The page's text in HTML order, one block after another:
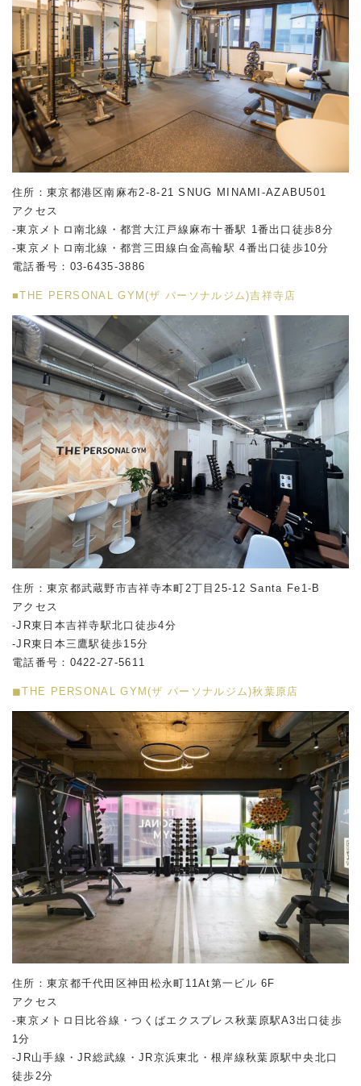
住所：東京都港区南麻布2-8-21 SNUG MINAMI-AZABU501
アクセス
-東京メトロ南北線・都営大江戸線麻布十番駅 1番出口徒歩8分
-東京メトロ南北線・都営三田線白金高輪駅 4番出口徒歩10分
電話番号： 03-6435-3886
■THE PERSONAL GYM(ザ パーソナルジム)吉祥寺店
住所：東京都武蔵野市吉祥寺本町2丁目25-12 Santa Fe1-B
アクセス
-JR東日本吉祥寺駅北口徒歩4分
-JR東日本三鷹駅徒歩15分
電話番号：0422-27-5611
◼︎THE PERSONAL GYM(ザ パーソナルジム)秋葉原店
住所：東京都千代田区神田松永町11At第一ビル 6F
アクセス
-東京メトロ日比谷線・つくばエクスプレス秋葉原駅A3出口徒歩
1分
-JR山手線・JR総武線・JR京浜東北・根岸線秋葉原駅中央北口
徒歩2分